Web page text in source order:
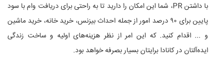
با داشتن PR، شما این امکان را دارید تا به راحتی برای دریافت وام با سود
پایین برای ۹۰ درصد امور از جمله احداث بیزنس، خرید خانه، خرید ماشین
و ... اقدام کنید. که این امر از نظر هزینه‌های اولیه و ساخت زندگی
ایده‌آلتان در کانادا برایتان بسیار بصرفه خواهد بود.